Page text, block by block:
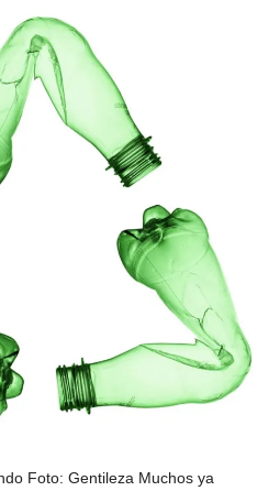
Foto: Gentileza Muchos ya